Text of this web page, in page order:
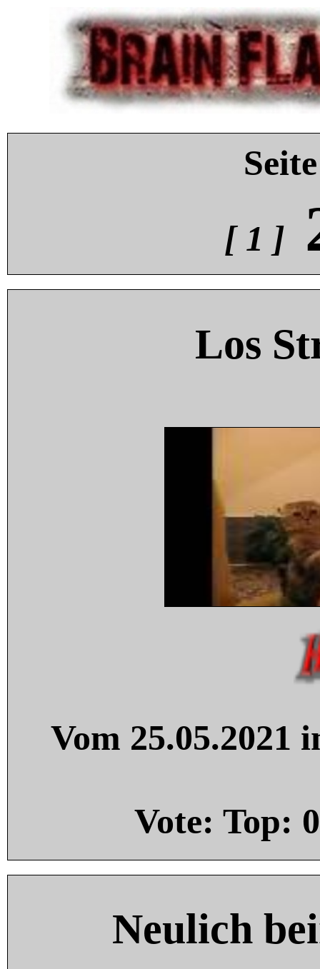
[ 1 ]
Los
Vom 25.05.2021
Vote: Top: 0
Neulich